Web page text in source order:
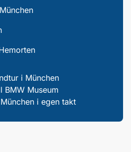
i München
Museum
i egen takt